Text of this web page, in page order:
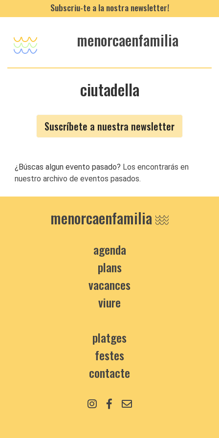
Subscriu-te a la nostra newsletter!
menorcaenfamilia
ciutadella
Suscríbete a nuestra newsletter
¿Búscas algun evento pasado? Los encontrarás en
nuestro archivo de eventos pasados.
menorcaenfamilia
agenda
plans
vacances
viure
platges
festes
contacte